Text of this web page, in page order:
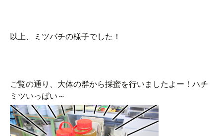
以上、ミツバチの様子でした！
ご覧の通り、大体の群から採蜜を行いましたよー！ハチ
ミツいっぱい～